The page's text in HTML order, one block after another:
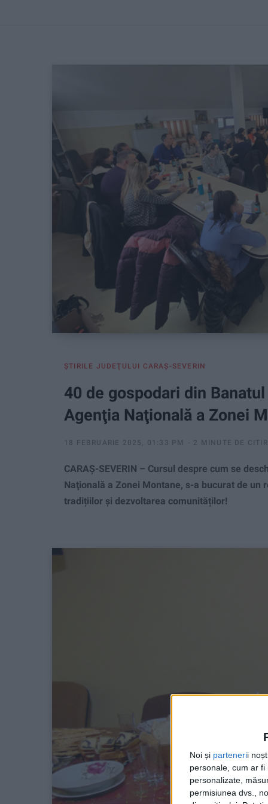
Noi și partenerii
personale, cum ar
personalizate,
permisiunea dvs.,
ŞTIRILE JUDEŢULUI CARAŞ-SEVERIN
40 de gospodari din
Agenţia Naţională a Zonei
18 FEBRUARIE 2025, 01:33 PM 2 MINUTE DE
CARAŞ-SEVERIN – Cursul despre cum se
Naţională a Zonei Montane, s-a bucurat de
tradițiilor și dezvoltarea comunităților!